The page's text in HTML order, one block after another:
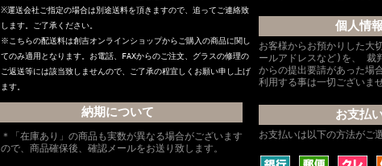
※運送会社ご指定の場合は別途送料を頂きますので、追ってご連絡致
します。ご了承ください。
※こちらの配送料は創吉オンラインショップからご購入の商品に関し
てのみ適用となります。お電話、FAXからのご注文、グラスの修理の
ご返送等には該当致しませんので、ご了承の程宜しくお願い申し上げ
ます。
納期について
＊「在庫あり」の商品も実数が異なる場合がございます
ので、商品確保後、確認メールをお送り致します。
個人情
お客様からお預かりした大
ールアドレスなど)を、 裁
からの提出要請があった場
利用する事は一切ございませ
お支払
お支払いは以下の方法がご